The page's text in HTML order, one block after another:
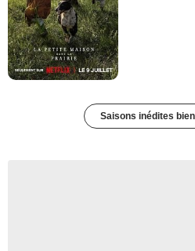
Saisons inédites